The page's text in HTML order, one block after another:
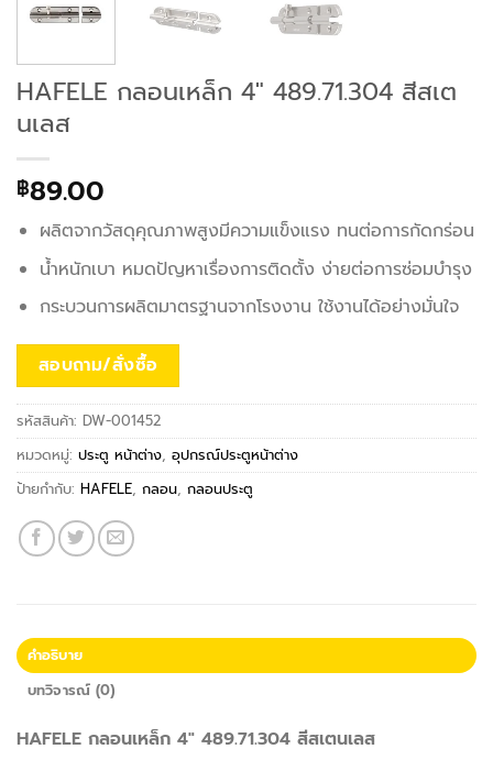
HAFELE กลอนเหล็ก 4″ 489.71.304 สีสเต
นเลส
฿89.00
ผลิตจากวัสดุคุณภาพสูงมีความแข็งแรง ทนต่อการกัดกร่อน
น้ำหนักเบา หมดปัญหาเรื่องการติดตั้ง ง่ายต่อการซ่อมบำรุง
กระบวนการผลิตมาตรฐานจากโรงงาน ใช้งานได้อย่างมั่นใจ
สอบถาม/สั่งซื้อ
รหัสสินค้า: DW-001452
หมวดหมู่: ประตู หน้าต่าง, อุปกรณ์ประตูหน้าต่าง
ป้ายกำกับ: HAFELE, กลอน, กลอนประตู
คำอธิบาย
บทวิจารณ์ (0)
HAFELE กลอนเหล็ก 4″ 489.71.304 สีสเตนเลส